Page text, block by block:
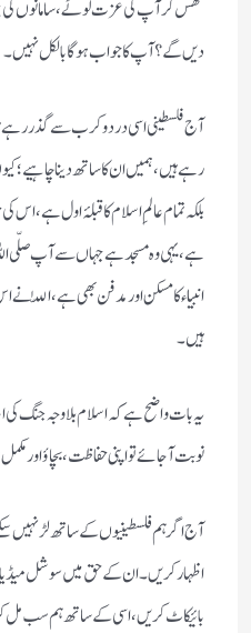
گھس کر آپ کی عزت لوٹے، سامانوں
دیں گے؟ آپ کا جواب ہوگا بالکل نہیں۔
آج فلسطینی اسی درد وکرب سے گذر رہے
رہے ہیں، ہمیں ان کا ساتھ دینا
بلکہ تمام عالمِ اسلام کا قبلۂ اول ہے،
ہے، یہی وہ مسجد ہے جہاں سے آپ صلّی
انبیاء کا مسکن اور مدفن بھی ہے، اللّٰہ
ہیں۔
یہ بات واضح ہے کہ اسلام بلا وجہ جنگ
نوبت آجائے تو اپنی حفاظت، بچاؤ اور
آج اگر ہم فلسطینیوں کے ساتھ لڑ نہیں
اظہار کریں ۔ان کے حق میں سوشل میڈیا
بائیکاٹ کریں، اسی کے ساتھ ہم سب مل کر